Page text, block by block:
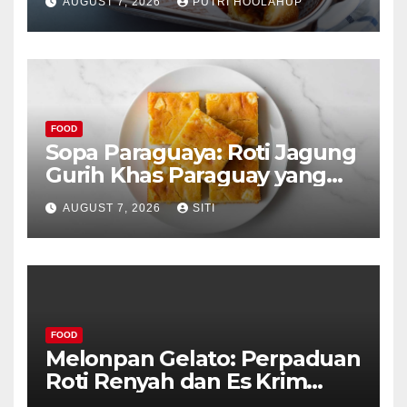
FOOD
Sopa Paraguaya: Roti Jagung
Gurih Khas Paraguay yang
Unik
AUGUST 7, 2026 SITI
FOOD
Melonpan Gelato: Perpaduan
Roti Renyah dan Es Krim